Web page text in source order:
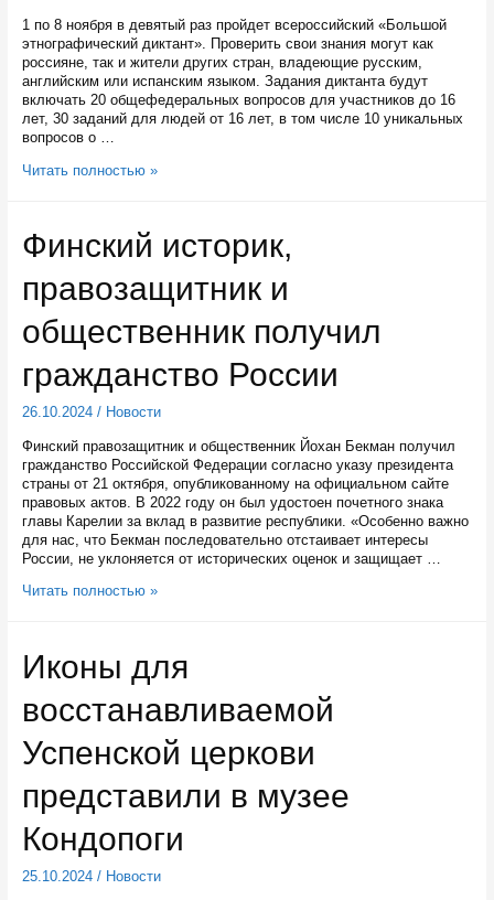
1 по 8 ноября в девятый раз пройдет всероссийский «Большой
этнографический диктант». Проверить свои знания могут как
россияне, так и жители других стран, владеющие русским,
английским или испанским языком. Задания диктанта будут
включать 20 общефедеральных вопросов для участников до 16
лет, 30 заданий для людей от 16 лет, в том числе 10 уникальных
вопросов о …
С
ноября
пройдет
«Большой
этнографический
диктант»
Читать полностью »
Финский историк,
правозащитник и
общественник получил
гражданство России
26.10.2024/ Новости
Финский правозащитник и общественник Йохан Бекман получил
гражданство Российской Федерации согласно указу президента
страны от 21 октября, опубликованному на официальном сайте
правовых актов. В 2022 году он был удостоен почетного знака
главы Карелии за вклад в развитие республики. «Особенно важно
для нас, что Бекман последовательно отстаивает интересы
России, не уклоняется от исторических оценок и защищает …
Финский
общественник
получил
гражданство
России
Читать полностью »
Иконы для
восстанавливаемой
Успенской церкови
представили в музее
Кондопоги
25.10.2024/ Новости